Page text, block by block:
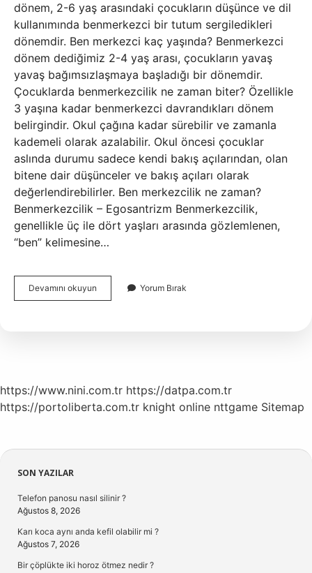
dönem, 2-6 yaş arasındaki çocukların düşünce ve dil
kullanımında benmerkezci bir tutum sergiledikleri
dönemdir. Ben merkezci kaç yaşında? Benmerkezci
dönem dediğimiz 2-4 yaş arası, çocukların yavaş
yavaş bağımsızlaşmaya başladığı bir dönemdir.
Çocuklarda benmerkezcilik ne zaman biter? Özellikle
3 yaşına kadar benmerkezci davrandıkları dönem
belirgindir. Okul çağına kadar sürebilir ve zamanla
kademeli olarak azalabilir. Okul öncesi çocuklar
aslında durumu sadece kendi bakış açılarından, olan
bitene dair düşünceler ve bakış açıları olarak
değerlendirebilirler. Ben merkezcilik ne zaman?
Benmerkezcilik – Egosantrizm Benmerkezcilik,
genellikle üç ile dört yaşları arasında gözlemlenen,
“ben” kelimesine…
Devamını okuyun Çocuklarda
Benmerkezcilik
Yorum Bırak
https://www.nini.com.tr https://datpa.com.tr
https://portoliberta.com.tr knight online nttgame Sitemap
Sidebar
SON YAZILAR
Telefon panosu nasıl silinir ?
Ağustos 8, 2026
Karı koca aynı anda kefil olabilir mi ?
Ağustos 7, 2026
Bir çöplükte iki horoz ötmez nedir ?